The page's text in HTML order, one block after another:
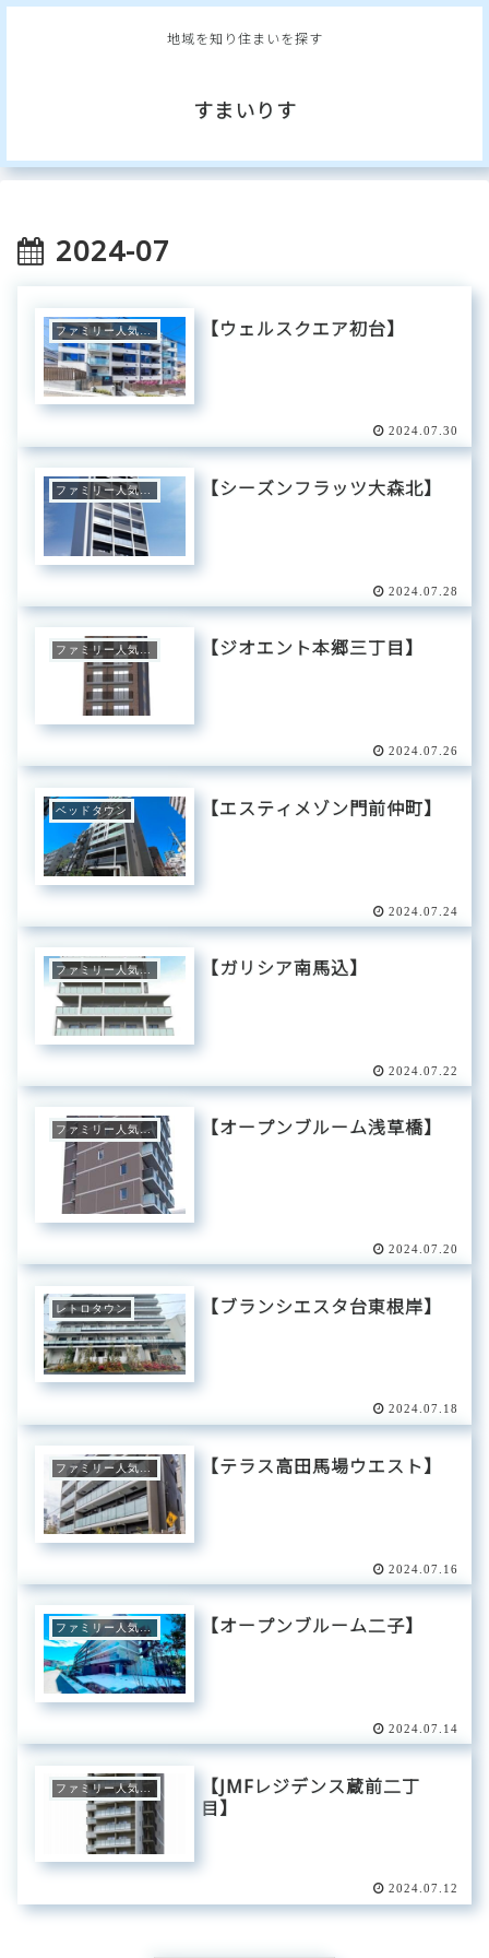
地域を知り住まいを探す
すまいりす
2024-07
【ウェルスクエア初台】
2024.07.30
【シーズンフラッツ大森北】
2024.07.28
ファミリー人気エリア 【ジオエント本郷三丁目】
2024.07.26
ベッドタウン 【エスティメゾン門前仲町】
2024.07.24
ファミリー人気エリア 【ガリシア南馬込】
2024.07.22
ファミリー人気エリア 【オープンブルーム浅草橋】
2024.07.20
レトロタウン 【ブランシエスタ台東根岸】
2024.07.18
【テラス高田馬場ウエスト】
2024.07.16
ファミリー人気エリア 【オープンブルーム二子】
2024.07.14
【JMFレジデンス蔵前二丁
目】
2024.07.12